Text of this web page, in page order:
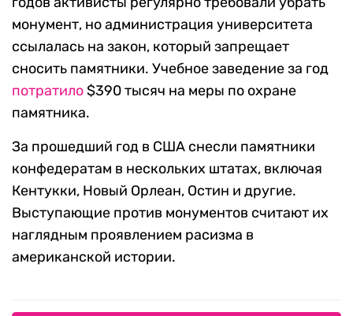
монумент, но администрация университета
ссылалась на закон, который запрещает
сносить памятники. Учебное заведение за год
потратило$390 тысяч на меры по охране
памятника.
За прошедший год в США снесли памятники
конфедератам в нескольких штатах, включая
Кентукки, Новый Орлеан, Остин и другие.
Выступающие против монументов считают их
наглядным проявлением расизма в
американской истории.